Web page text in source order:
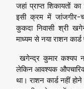
जहां प्राप्त शिकायतों
इसी क्रम में जांजगीर-
कुकदा निवासी श्री
माध्यम से नया राशन
खगेन्द्र कुमार कश्यप
लेकिन आवश्यक
था। राशन कार्ड नहीं